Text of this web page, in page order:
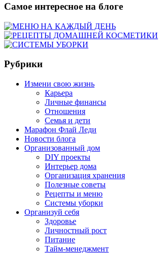
Самое интересное на блоге
Рубрики
Измени свою жизнь
Карьера
Личные финансы
Отношения
Семья и дети
Марафон Флай Леди
Новости блога
Организованный дом
DIY проекты
Интерьер дома
Организация хранения
Полезные советы
Рецепты и меню
Системы уборки
Организуй себя
Здоровье
Личностный рост
Питание
Тайм-менеджмент